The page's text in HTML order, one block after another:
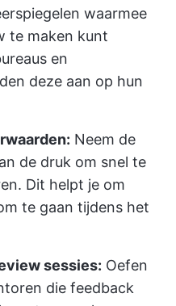
waarmee
te maken kunt
en
deze aan op hun
Neem de
de druk om snel te
Dit helpt je om
te gaan tijdens het
sessies: Oefen
die feedback